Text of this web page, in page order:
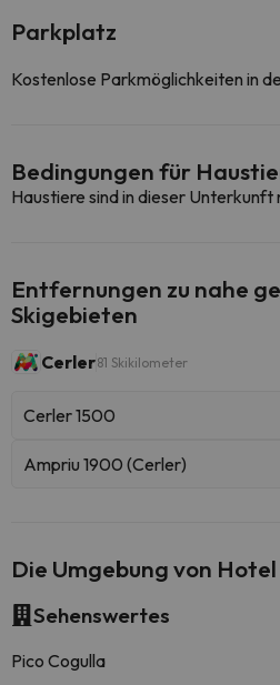
Parkplatz
Kostenlose Parkmöglichkeiten in
Bedingungen für
Haustiere sind in dieser Unterkunft
Entfernungen zu nahe
Skigebieten
Cerler81 Skikilometer
Cerler 1500
Ampriu 1900 (Cerler)
Die Umgebung von
Sehenswertes
Pico Cogulla